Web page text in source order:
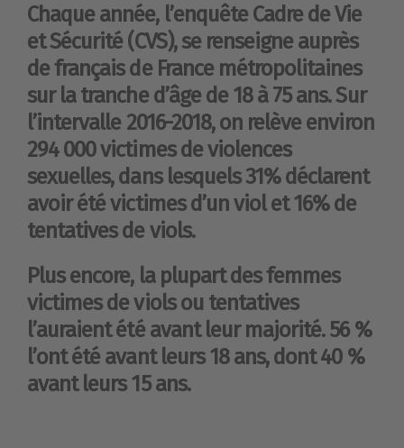
Chaque année, l’enquête Cadre de Vie
et Sécurité (CVS), se renseigne auprès
de français de France métropolitaines
sur la tranche d’âge de 18 à 75 ans. Sur
l’intervalle 2016-2018, on relève environ
294 000 victimes de violences
sexuelles, dans lesquels 31% déclarent
avoir été victimes d’un viol et 16% de
tentatives de viols.
Plus encore, la plupart des femmes
victimes de viols ou tentatives
l’auraient été avant leur majorité. 56 %
l’ont été avant leurs 18 ans, dont 40 %
avant leurs 15 ans.